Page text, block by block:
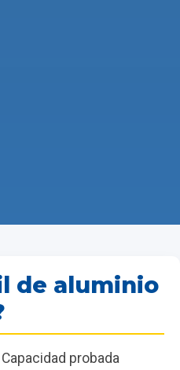
de aluminio
probada